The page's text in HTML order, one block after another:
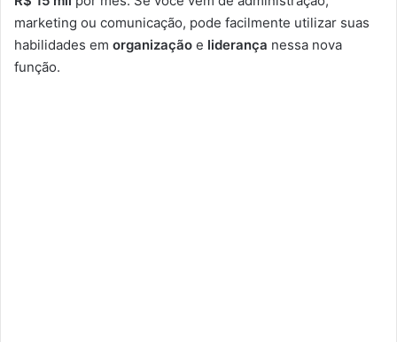
marketing ou comunicação, pode facilmente utilizar suas
habilidades em organização e liderança nessa nova
função.